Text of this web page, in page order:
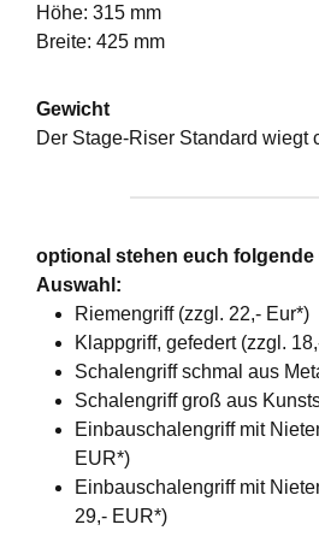
Höhe: 315 mm
Breite: 425 mm
Gewicht
Der Stage-Riser Standard wiegt
optional stehen euch folgende
Auswahl:
Riemengriff (zzgl. 22,- Eur*)
Klappgriff, gefedert (zzgl.
Schalengriff schmal aus
Schalengriff groß aus
Einbauschalengriff mit
EUR*)
Einbauschalengriff mit
29,- EUR*)